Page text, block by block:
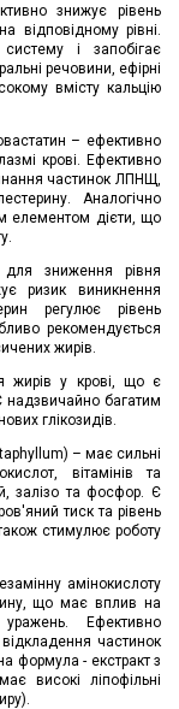
знижує рівень
відповідному рівні.
і запобігає
речовини, ефірні
вмісту кальцію
– ефективно
крові. Ефективно
частинок ЛПНЩ,
Аналогічно
елементом дієти, що
зниження рівня
ризик виникнення
регулює рівень
рекомендується
жирів.
жирів у крові, що є
надзвичайно багатим
глікозидів.
– має сильні
вітамінів та
залізо та фосфор. Є
тиск та рівень
стимулює роботу
амінокислоту
що має вплив на
уражень. Ефективно
частинок
формула - екстракт з
високі ліпофільні